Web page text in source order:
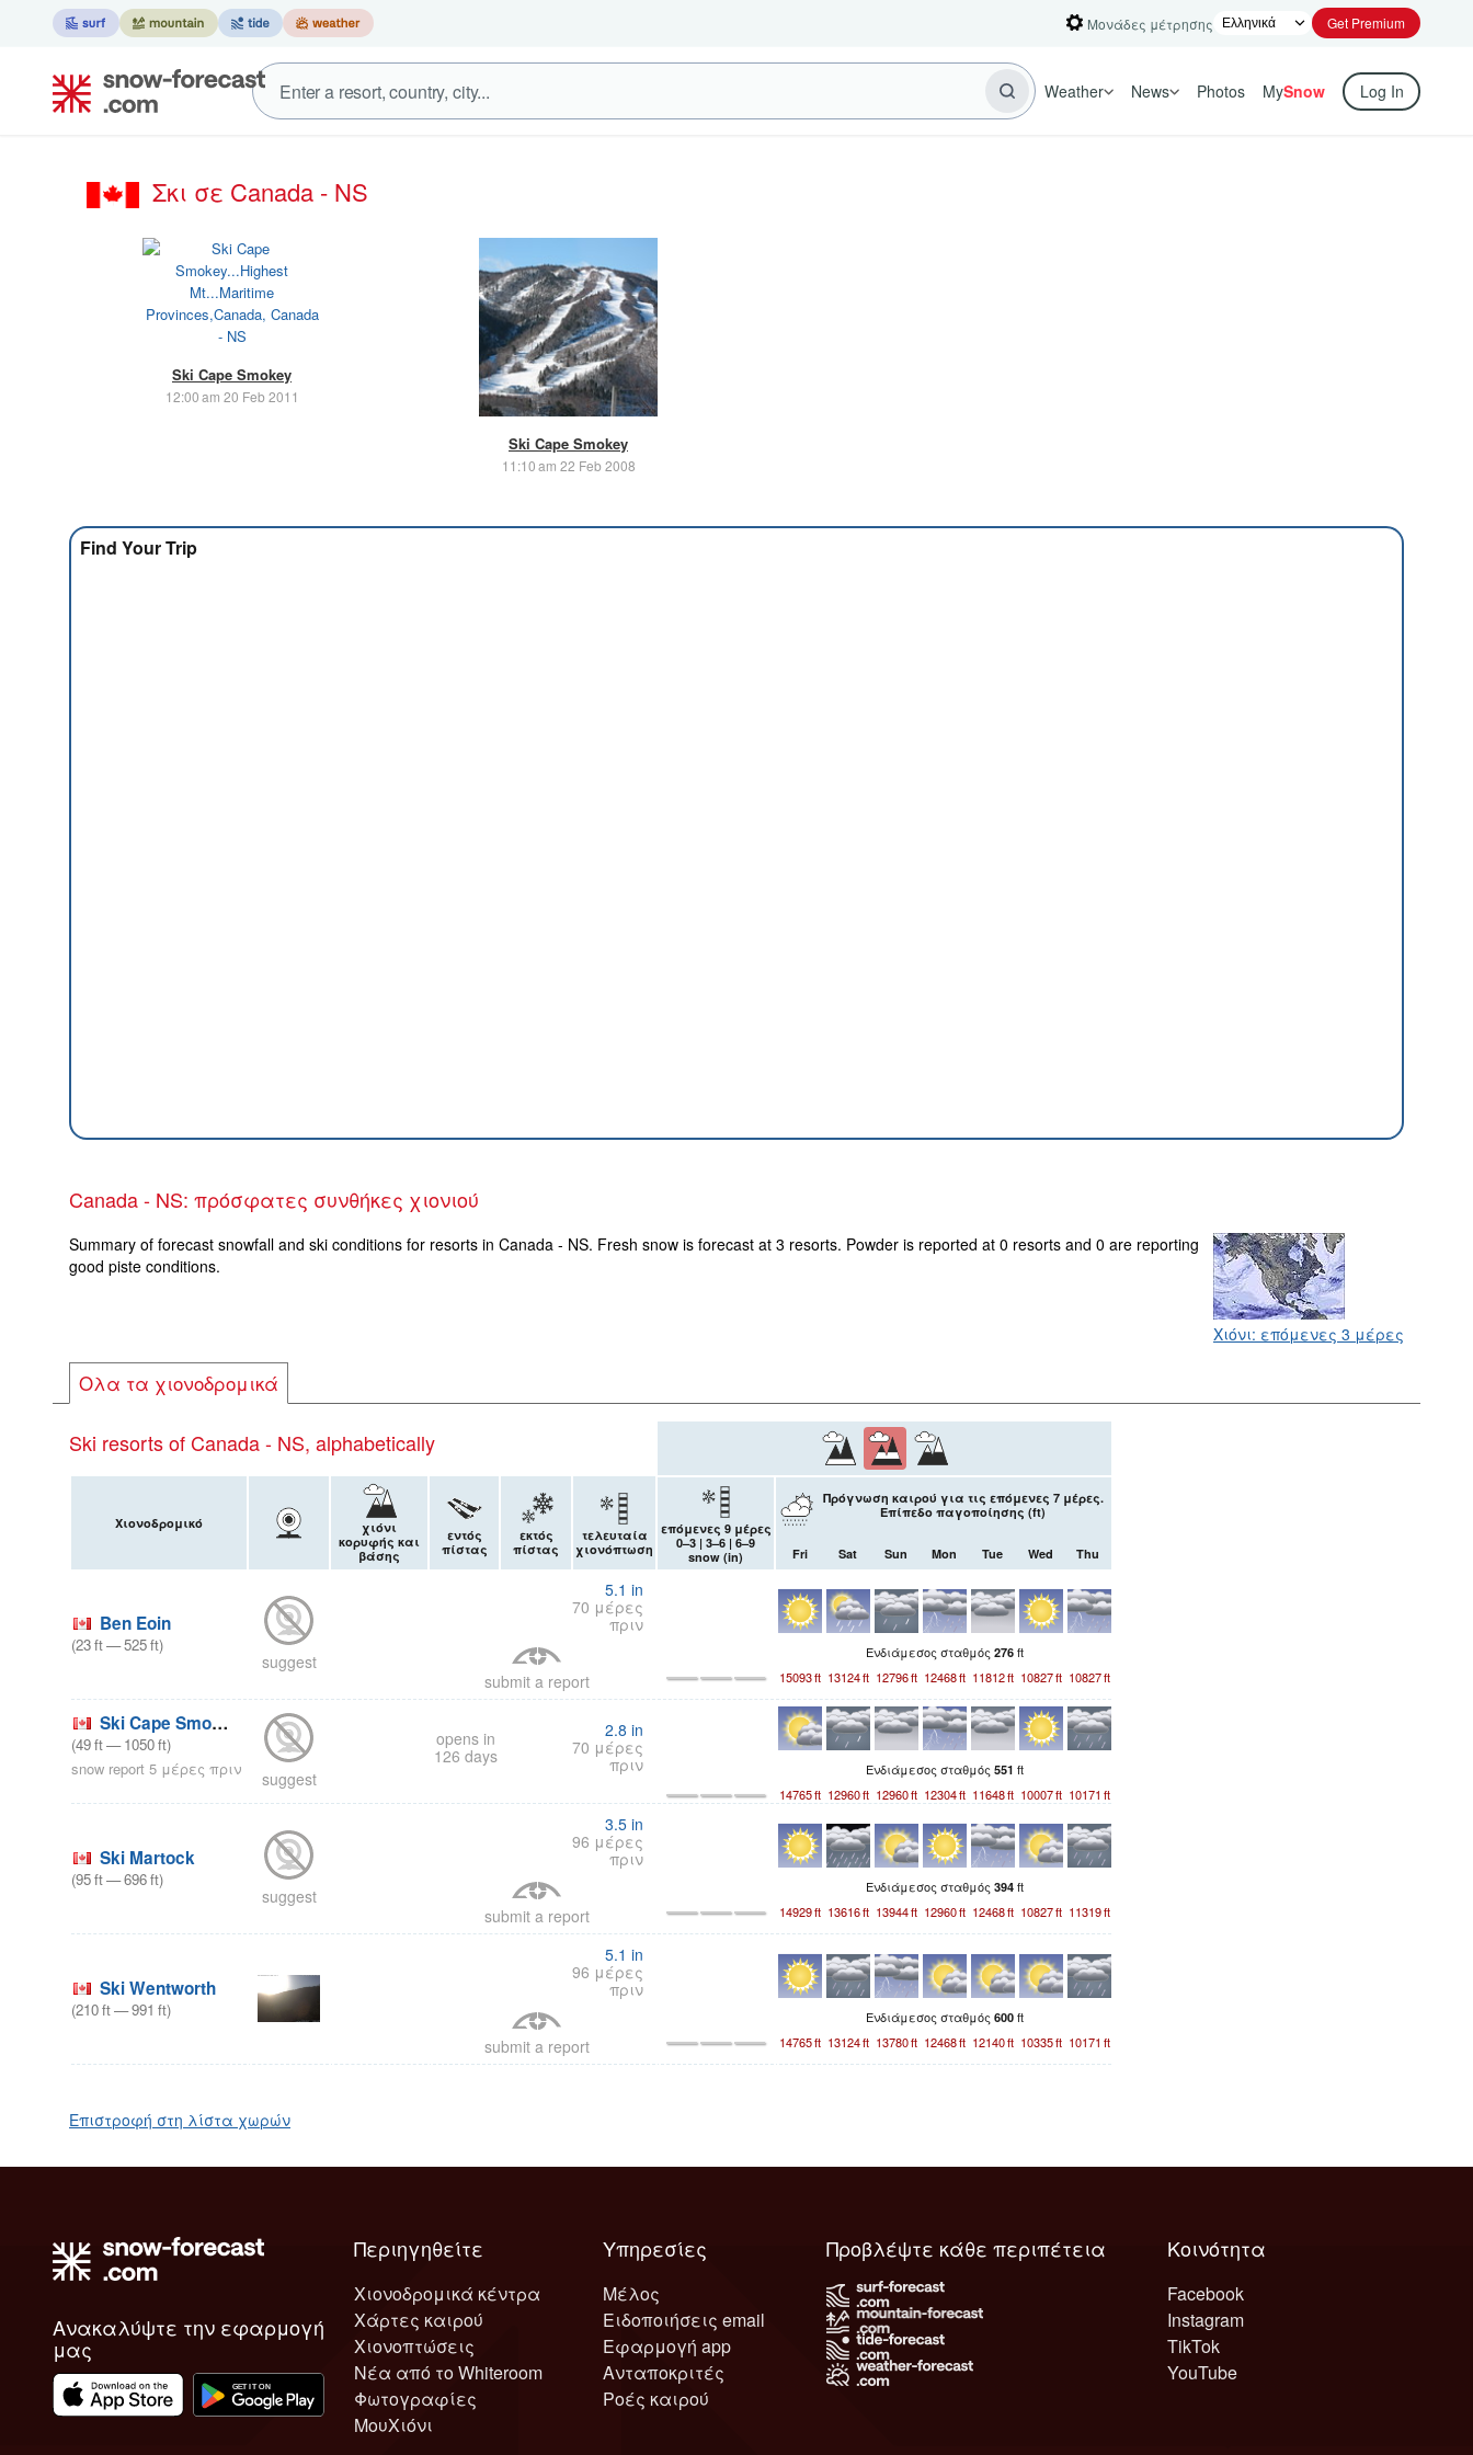
Μονάδες μέτρησης Get Premium
Weather News Photos MySnow Log In
Σκι σε Canada - NS
Ski Cape Smokey
12:00 am 20 Feb 2011
Ski Cape Smokey
11:10 am 22 Feb 2008
Find Your Trip
Canada - NS: πρόσφατες συνθήκες χιονιού
Χιόνι: επόμενες 3 μέρες
Summary of forecast snowfall and ski conditions for resorts in Canada - NS. Fresh snow is forecast at 3 resorts. Powder is reported at 0 resorts and 0 are reporting
good piste conditions.
Ολα τα χιονοδρομικά
Ski resorts of Canada - NS, alphabetically
Χιονοδρομικό
χιόνι
κορυφής και
βάσης
εντός
πίστας
εκτός
πίστας
τελευταία
χιονόπτωση
επόμενες 9 μέρες
0–3 | 3–6 | 6–9
snow (in)
Πρόγνωση καιρού για τις επόμενες 7 μέρες.
Επίπεδο παγοποίησης (ft)
Fri Sat Sun Mon Tue Wed Thu
Ben Eoin
(23ft—525ft)
suggest
5.1 in
70 μέρες
πριν
submit a report
Ενδιάμεσος σταθμός 276 ft
15093ft 13124ft 12796ft 12468ft 11812ft 10827ft 10827ft
Ski Cape Smokey
(49ft—1050ft)
snow report 5 μέρες πριν
suggest
opens in
126 days
2.8 in
70 μέρες
πριν
Ενδιάμεσος σταθμός 551 ft
14765ft 12960ft 12960ft 12304ft 11648ft 10007ft 10171 ft
Ski Martock
(95ft—696ft)
suggest
3.5 in
96 μέρες
πριν
submit a report
Ενδιάμεσος σταθμός 394 ft
14929ft 13616ft 13944ft 12960ft 12468ft 10827ft 11319ft
Ski Wentworth
(210ft—991 ft)
5.1 in
96 μέρες
πριν
submit a report
Ενδιάμεσος σταθμός 600 ft
14765ft 13124ft 13780ft 12468ft 12140ft 10335ft 10171 ft
Επιστροφή στη λίστα χωρών
Ανακαλύψτε την εφαρμογή
μας
Περιηγηθείτε
Χιονοδρομικά κέντρα
Χάρτες καιρού
Χιονοπτώσεις
Νέα από το Whiteroom
Φωτογραφίες
ΜουΧιόνι
Υπηρεσίες
Μέλος
Ειδοποιήσεις email
Εφαρμογή app
Ανταποκριτές
Ροές καιρού
Κοινότητα
Facebook
Instagram
TikTok
YouTube
Προβλέψτε κάθε περιπέτεια